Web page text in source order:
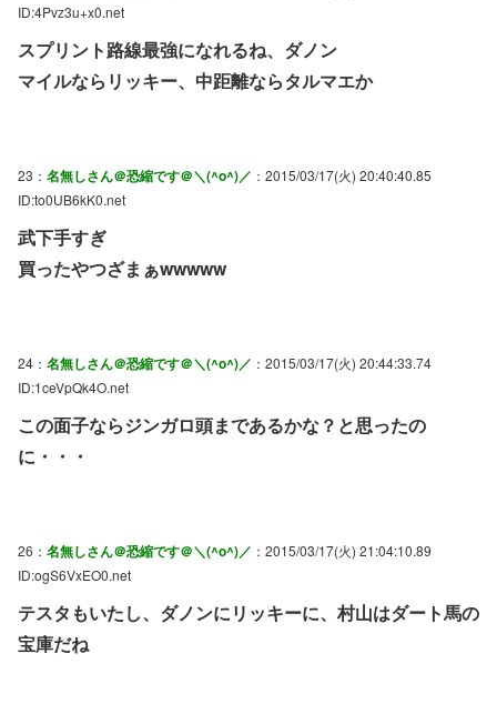
ID:4Pvz3u+x0.net
スプリント路線最強になれるね、ダノン
マイルならリッキー、中距離ならタルマエか
23： 名無しさん＠恐縮です＠＼(^o^)／ ：2015/03/17(火) 20:40:40.85
ID:to0UB6kK0.net
武下手すぎ
買ったやつざまぁwwwww
24： 名無しさん＠恐縮です＠＼(^o^)／ ：2015/03/17(火) 20:44:33.74
ID:1ceVpQk4O.net
この面子ならジンガロ頭まであるかな？と思ったの
に・・・
26： 名無しさん＠恐縮です＠＼(^o^)／ ：2015/03/17(火) 21:04:10.89
ID:ogS6VxEO0.net
テスタもいたし、ダノンにリッキーに、村山はダート馬の
宝庫だね